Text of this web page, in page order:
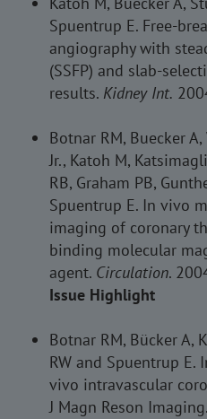
Spuentrup E. Free-
angiography with
(SSFP) and slab-
results. Kidney Int.
Botnar RM, Buecker
Jr., Katoh M,
RB, Graham PB,
Spuentrup E. In vivo
imaging of coronary
binding molecular
agent. Circulation.
Issue Highlight
Botnar RM, Bücker A,
RW and Spuentrup
vivo intravascular
J Magn Reson